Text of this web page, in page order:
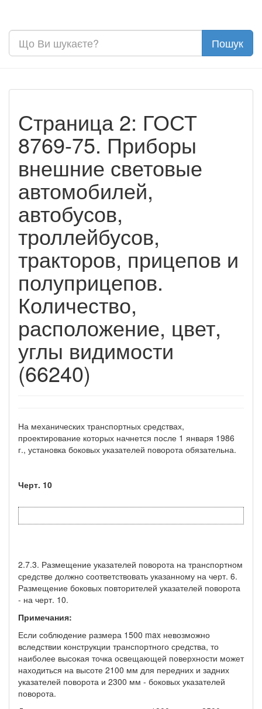
Страница 2: ГОСТ
8769-75. Приборы
внешние световые
автомобилей,
автобусов,
троллейбусов,
тракторов, прицепов и
полуприцепов.
Количество,
расположение, цвет,
углы видимости
(66240)
На механических транспортных средствах,
проектирование которых начнется после 1 января 1986
г., установка боковых указателей поворота обязательна.
Черт. 10
2.7.3. Размещение указателей поворота на транспортном
средстве должно соответствовать указанному на черт. 6.
Размещение боковых повторителей указателей поворота
- на черт. 10.
Примечания:
Если соблюдение размера 1500 max невозможно
вследствии конструкции транспортного средства, то
наиболее высокая точка освещающей поверхности может
находиться на высоте 2100 мм для передних и задних
указателей поворота и 2300 мм - боковых указателей
поворота.